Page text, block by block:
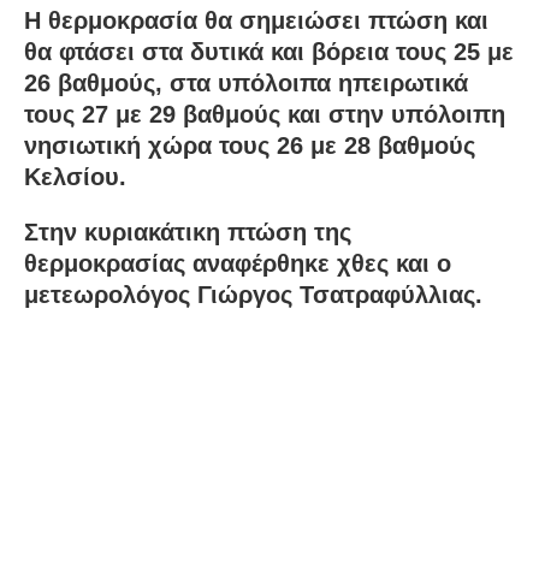
Η θερμοκρασία θα σημειώσει πτώση και
θα φτάσει στα δυτικά και βόρεια τους 25 με
26 βαθμούς, στα υπόλοιπα ηπειρωτικά
τους 27 με 29 βαθμούς και στην υπόλοιπη
νησιωτική χώρα τους 26 με 28 βαθμούς
Κελσίου.
Στην κυριακάτικη πτώση της
θερμοκρασίας αναφέρθηκε χθες και ο
μετεωρολόγος Γιώργος Τσατραφύλλιας.